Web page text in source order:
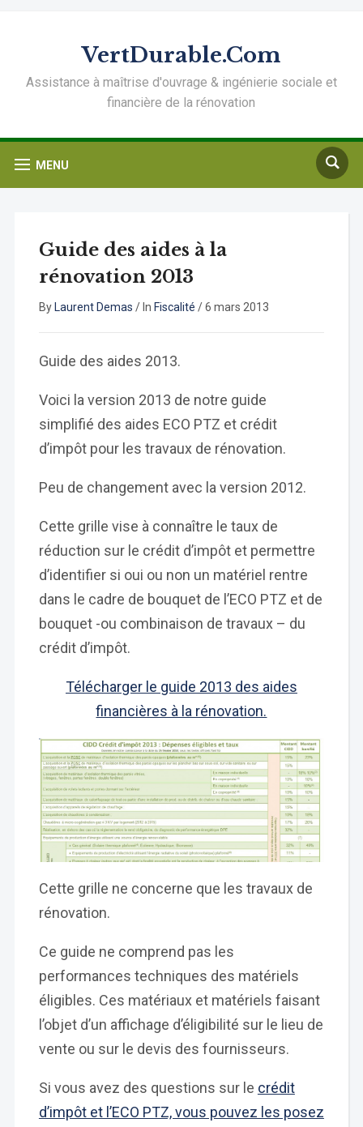
VertDurable.Com
Assistance à maîtrise d'ouvrage & ingénierie sociale et
financière de la rénovation
MENU
Guide des aides à la
rénovation 2013
By Laurent Demas / In Fiscalité /6 mars 2013
Guide des aides 2013.
Voici la version 2013 de notre guide
simplifié des aides ECO PTZ et crédit
d’impôt pour les travaux de rénovation.
Peu de changement avec la version 2012.
Cette grille vise à connaître le taux de
réduction sur le crédit d’impôt et permettre
d’identifier si oui ou non un matériel rentre
dans le cadre de bouquet de l’ECO PTZ et de
bouquet -ou combinaison de travaux – du
crédit d’impôt.
Télécharger le guide 2013 des aides
financières à la rénovation.
Cette grille ne concerne que les travaux de
rénovation.
Ce guide ne comprend pas les
performances techniques des matériels
éligibles. Ces matériaux et matériels faisant
l’objet d’un affichage d’éligibilité sur le lieu de
vente ou sur le devis des fournisseurs.
Si vous avez des questions sur le crédit
d’impôt et l’ECO PTZ, vous pouvez les posez